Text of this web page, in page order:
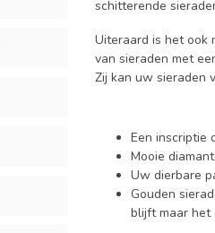
schitterende
Uiteraard is het ook
van sieraden met
Zij kan uw sieraden
Een inscriptie
Mooie
Uw dierbare
Gouden
blijft maar het